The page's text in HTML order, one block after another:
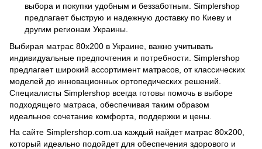
выбора и покупки удобным и беззаботным. Simplershop
предлагает быструю и надежную доставку по Киеву и
другим регионам Украины.
Выбирая матрас 80х200 в Украине, важно учитывать
индивидуальные предпочтения и потребности. Simplershop
предлагает широкий ассортимент матрасов, от классических
моделей до инновационных ортопедических решений.
Специалисты Simplershop всегда готовы помочь в выборе
подходящего матраса, обеспечивая таким образом
идеальное сочетание комфорта, поддержки и цены.
На сайте Simplershop.com.ua каждый найдет матрас 80х200,
который идеально подойдет для обеспечения здорового и